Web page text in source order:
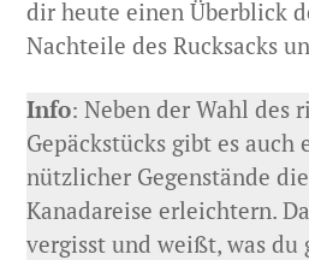
dir heute einen Überblick
Nachteile des Rucksacks
Info: Neben der Wahl des
Gepäckstücks gibt es auch
nützlicher Gegenstände
Kanadareise erleichtern.
vergisst und weißt, was du